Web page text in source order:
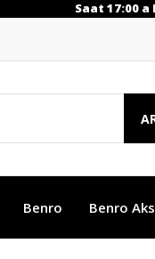
Saat 17:00 a kadar
Benro Benro